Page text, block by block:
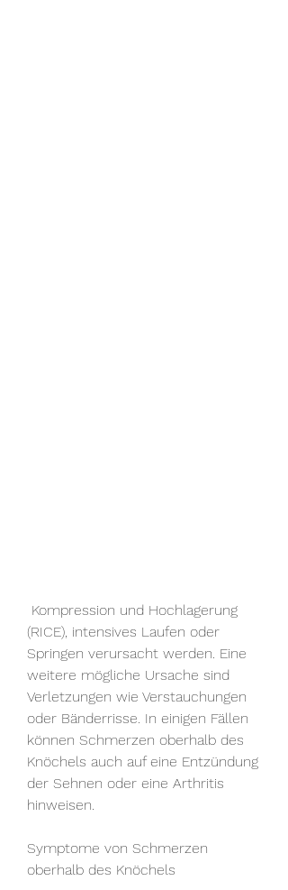
(RICE), intensives Laufen oder
Springen verursacht werden. Eine
weitere mögliche Ursache sind
Verletzungen wie Verstauchungen
oder Bänderrisse. In einigen Fällen
können Schmerzen oberhalb des
Knöchels auch auf eine Entzündung
der Sehnen oder eine Arthritis
hinweisen.
Symptome von Schmerzen
oberhalb des Knöchels